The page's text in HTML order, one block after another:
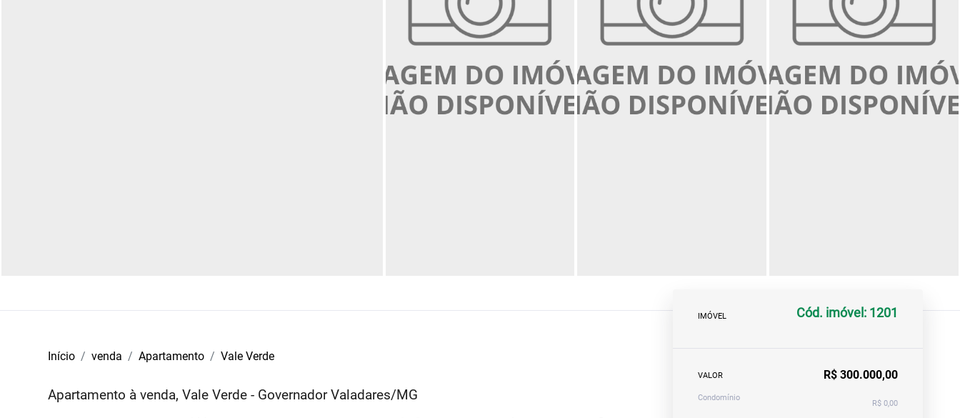
Início venda Apartamento Vale Verde
Apartamento à venda, Vale Verde - Governador Valadares/MG
IMÓVEL Cód. imóvel: 1201
VALOR R$ 300.000,00
Condomínio
R$ 0,00